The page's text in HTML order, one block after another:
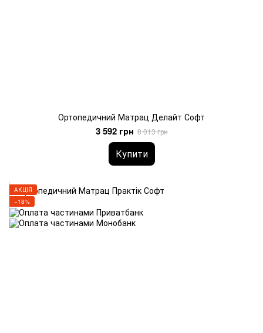
Ортопедичний Матрац Делайт Софт
3 592 грн 8 013 грн
Купити
АКЦІЯ
−18%